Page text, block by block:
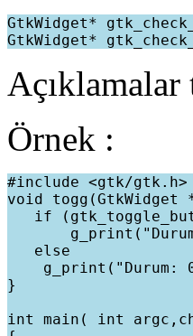
GtkWidget*
Açıklamalar
Örnek :
#include <gtk/gtk.h>
void
if
   else
g_print("Durum:
}
int main( int